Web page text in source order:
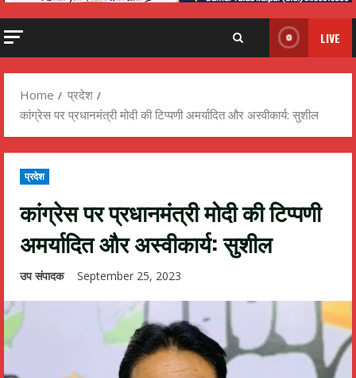
LIVE
Home
प्रदेश
कांग्रेस पर प्रधानमंत्री मोदी की टिप्पणी अमर्यादित और अस्वीकार्य: सुशील
प्रदेश
कांग्रेस पर प्रधानमंत्री मोदी की टिप्पणी
अमर्यादित और अस्वीकार्य: सुशील
उप संपादक September 25, 2023